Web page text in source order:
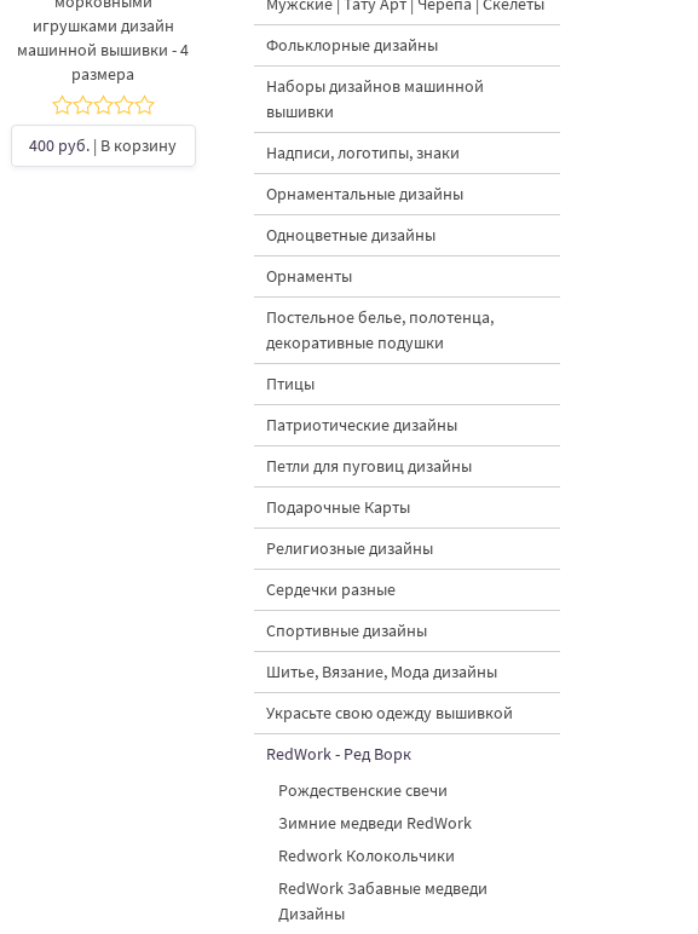
игрушками дизайн
машинной вышивки - 4
размера
400 руб. | В корзину
машинной вышивки - 3
размера
500 руб.| В корзину
подвесками на елке
вышивки - 3
Фольклорные дизайны
Наборы дизайнов машинной
вышивки
Надписи, логотипы, знаки
Орнаментальные дизайны
Одноцветные дизайны
Орнаменты
Постельное белье, полотенца,
декоративные подушки
Птицы
Патриотические дизайны
Петли для пуговиц дизайны
Подарочные Карты
Религиозные дизайны
Сердечки разные
Спортивные дизайны
Шитье, Вязание, Мода дизайны
Украсьте свою одежду вышивкой
RedWork - Ред Ворк
Рождественские свечи
Зимние медведи RedWork
Redwork Колокольчики
RedWork Забавные медведи
Дизайны